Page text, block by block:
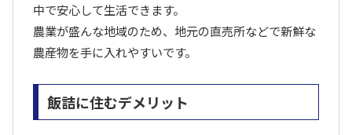
中で安心して生活できます。
農業が盛んな地域のため、地元の直売所などで新鮮な
農産物を手に入れやすいです。
飯詰に住むデメリット